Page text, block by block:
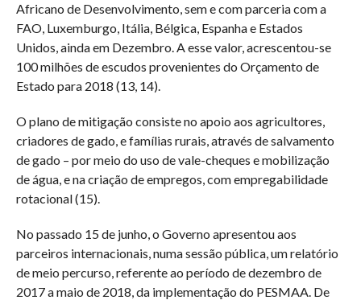
Africano de Desenvolvimento, sem e com parceria com a
FAO, Luxemburgo, Itália, Bélgica, Espanha e Estados
Unidos, ainda em Dezembro. A esse valor, acrescentou-se
100 milhões de escudos provenientes do Orçamento de
Estado para 2018 (13, 14).
O plano de mitigação consiste no apoio aos agricultores,
criadores de gado, e famílias rurais, através de salvamento
de gado – por meio do uso de vale-cheques e mobilização
de água, e na criação de empregos, com empregabilidade
rotacional (15).
No passado 15 de junho, o Governo apresentou aos
parceiros internacionais, numa sessão pública, um relatório
de meio percurso, referente ao período de dezembro de
2017 a maio de 2018, da implementação do PESMAA. De